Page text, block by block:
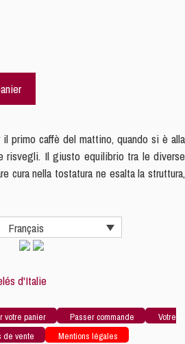
primo caffè del mattino, quando si è alla
risvegli. Il giusto equilibrio tra le diverse
cura nella tostatura ne esalta la struttura,
Français
votre panier Passer commande
Votre
de vente Mentions légales